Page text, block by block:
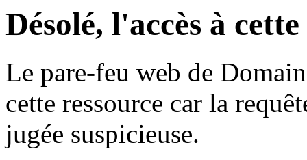
Désolé, l'accès à
Le pare-feu web de
cette ressource car la
jugée suspicieuse.